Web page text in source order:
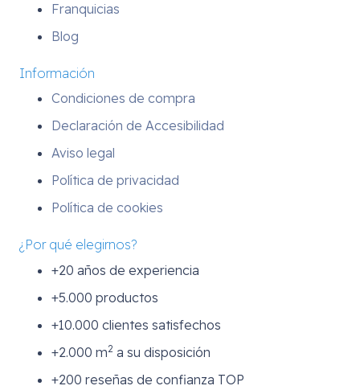
Franquicias
Blog
Información
Condiciones de compra
Declaración de Accesibilidad
Aviso legal
Política de privacidad
Política de cookies
¿Por qué elegirnos?
+20 años de experiencia
+5.000 productos
+10.000 clientes satisfechos
+2.000 m2 a su disposición
+200 reseñas de confianza TOP